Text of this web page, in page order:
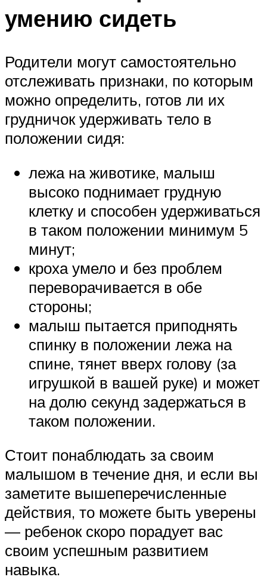
умению сидеть
Родители могут самостоятельно
отслеживать признаки, по которым
можно определить, готов ли их
грудничок удерживать тело в
положении сидя:
лежа на животике, малыш
высоко поднимает грудную
клетку и способен удерживаться
в таком положении минимум 5
минут;
кроха умело и без проблем
переворачивается в обе
стороны;
малыш пытается приподнять
спинку в положении лежа на
спине, тянет вверх голову (за
игрушкой в вашей руке) и может
на долю секунд задержаться в
таком положении.
Стоит понаблюдать за своим
малышом в течение дня, и если вы
заметите вышеперечисленные
действия, то можете быть уверены
— ребенок скоро порадует вас
своим успешным развитием
навыка.